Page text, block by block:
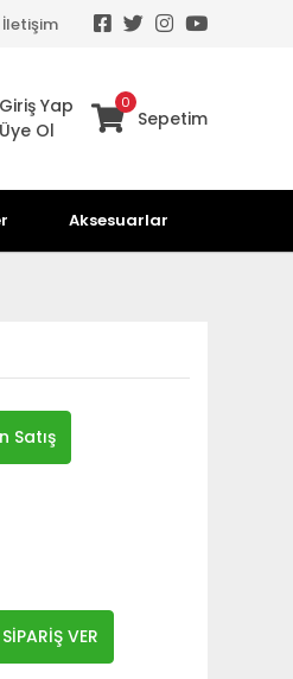
İletişim
Giriş Yap
Üye Ol
0
Sepetim
Aksesuarlar
VER
Satış